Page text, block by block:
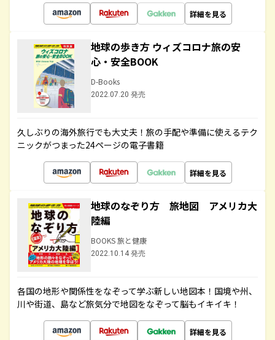
詳細を見る
地球の歩き方 ウィズコロナ旅の安
心・安全BOOK
D-Books
2022.07.20 発売
久しぶりの海外旅行でも大丈夫！旅の手配や準備に使えるテク
ニックがつまった24ページの電子書籍
詳細を見る
地球のなぞり方 旅地図 アメリカ大
陸編
BOOKS 旅と健康
2022.10.14 発売
各国の地形や関係性をなぞって学ぶ新しい地図本！国境や州、
川や街道、島など旅気分で地図をなぞって脳もイキイキ！
詳細を見る